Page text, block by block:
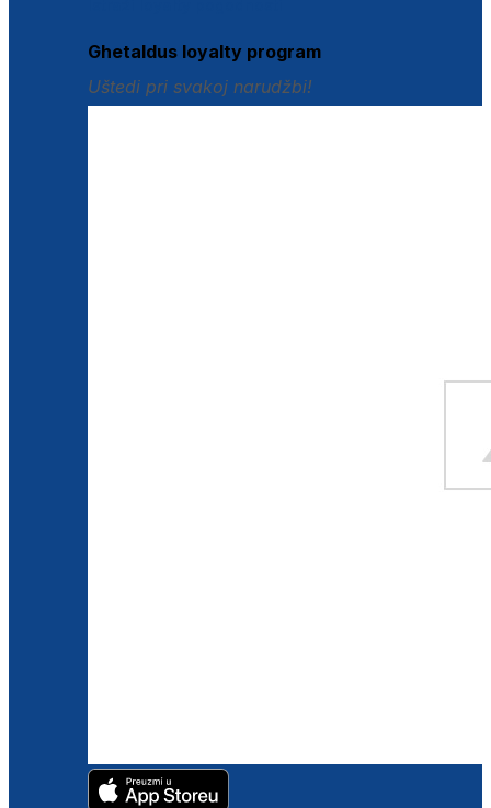
Ghetaldus loyalty program
Uštedi pri svakoj narudžbi!